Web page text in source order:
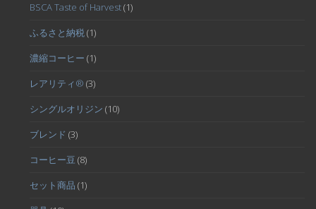
BSCA Taste of Harvest(1)
ふるさと納税(1)
濃縮コーヒー (1)
レアリティ® (3)
シングルオリジン (10)
ブレンド (3)
コーヒー豆 (8)
セット商品 (1)